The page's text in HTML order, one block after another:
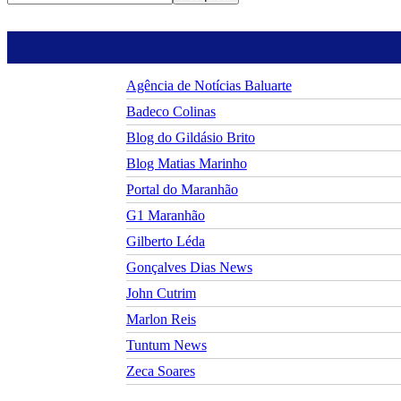
Agência de Notícias Baluarte
Badeco Colinas
Blog do Gildásio Brito
Blog Matias Marinho
Portal do Maranhão
G1 Maranhão
Gilberto Léda
Gonçalves Dias News
John Cutrim
Marlon Reis
Tuntum News
Zeca Soares